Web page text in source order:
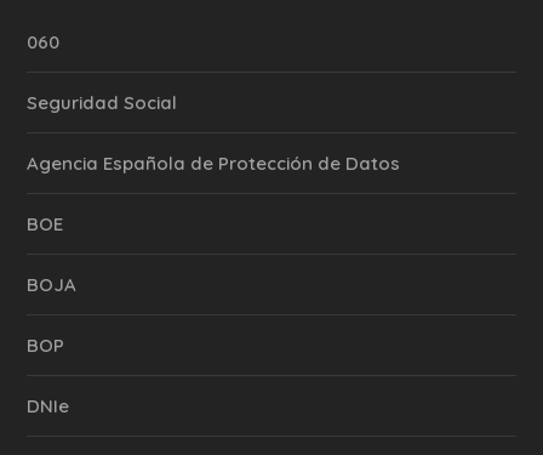
060
Seguridad Social
Agencia Española de Protección de Datos
BOE
BOJA
BOP
DNIe